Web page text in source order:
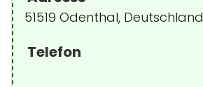
51519 Odenthal, Deutschland
Telefon